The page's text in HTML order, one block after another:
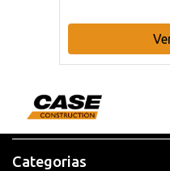
Categorias